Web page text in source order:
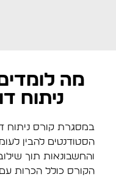
מה
ניתוח
במסגרת קורס ניתוח
הסטודנטים להבין
והחשבונאות תוך
הקורס כולל הכרות